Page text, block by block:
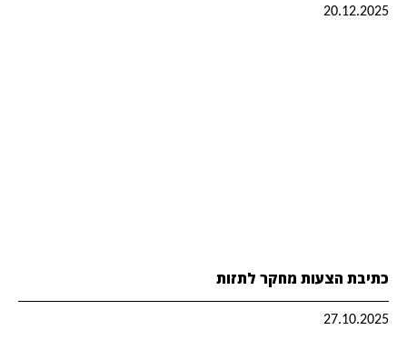
20.12.2025
כתיבת הצעות מחקר לתזות
27.10.2025